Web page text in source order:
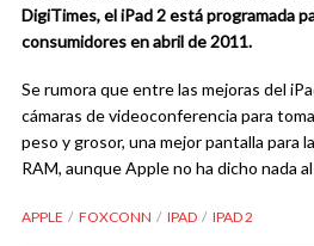
DigiTimes, el iPad 2 está programada
consumidores enabril de 2011.
Se rumora que entre las mejoras del
cámaras de videoconferencia para
peso y grosor, una mejor pantalla para
RAM, aunque Apple no ha dicho nada
APPLE FOXCONN IPAD IPAD 2